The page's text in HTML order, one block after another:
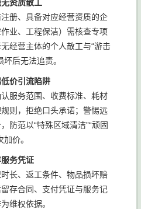
资质散工
册、具备对应经营资质的企
业、工程保洁）需核查专项
经营主体的个人散工与“游击
后无法追责。
价引流陷阱
服务范围、收费标准、耗材
则，拒绝口头承诺；警惕远
防范以“特殊区域清洁”“顽固
价。
务凭证
长、返工条件、物品损坏赔
存合同、支付凭证与服务记
维权依据。